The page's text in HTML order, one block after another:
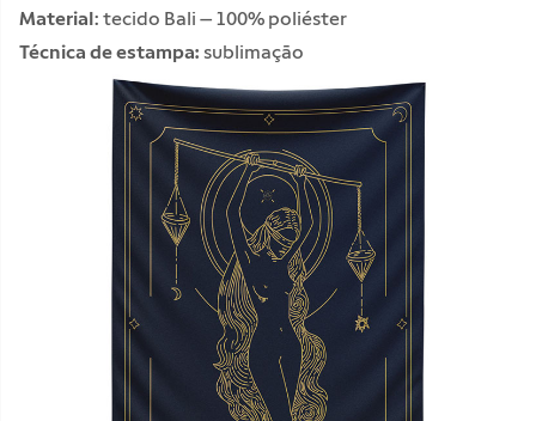
Material: tecido Bali – 100% poliéster
Técnica de estampa:sublimação